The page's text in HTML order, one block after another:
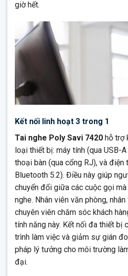
giờ hết.
Kết nối linh hoạt 3 trong 1
Tai nghe Poly Savi 7420 hỗ trợ
loại thiết bị: máy tính (qua USB-
thoại bàn (qua cổng RJ), và
Bluetooth 5.2). Điều này giúp
chuyển đổi giữa các cuộc gọi
nghe. Nhân viên văn phòng,
chuyên viên chăm sóc khách
tính năng này. Kết nối đa thiết bị
trình làm việc và giảm sự gián
pháp lý tưởng cho môi trường
đại.